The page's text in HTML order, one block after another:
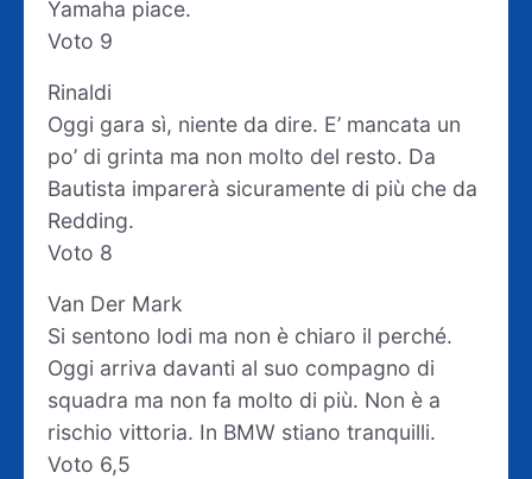
Yamaha piace.
Voto 9
Rinaldi
Oggi gara sì, niente da dire. E’ mancata un
po’ di grinta ma non molto del resto. Da
Bautista imparerà sicuramente di più che da
Redding.
Voto 8
Van Der Mark
Si sentono lodi ma non è chiaro il perché.
Oggi arriva davanti al suo compagno di
squadra ma non fa molto di più. Non è a
rischio vittoria. In BMW stiano tranquilli.
Voto 6,5